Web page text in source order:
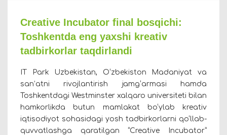
Creative Incubator final bosqichi:
Toshkentda eng yaxshi kreativ
tadbirkorlar taqdirlandi
IT Park Uzbekistan, O‘zbekiston Madaniyat va
san’atni rivojlantirish jamg‘armasi hamda
Toshkentdagi Westminster xalqaro universiteti bilan
hamkorlikda butun mamlakat bo‘ylab kreativ
iqtisodiyot sohasidagi yosh tadbirkorlarni qo‘llab-
quvvatlashga qaratilgan “Creative Incubator”